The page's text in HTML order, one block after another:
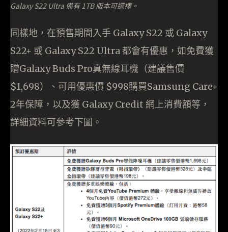
Galaxy S22 Ultra 備有 1TB 版本可選擇。
同樣地，在預售期間入手 Galaxy S22 或 Galaxy
S22+ 或 Galaxy S22 Ultra 都會有優惠，如免費獲
贈Galaxy Buds Pro真無線耳機（建議售價
$1,698）、可用優惠價 $998購買Samsung Care+
2年保障，以及獲 Galaxy Credit 網上消費額等，
詳細資料可參考下圖。